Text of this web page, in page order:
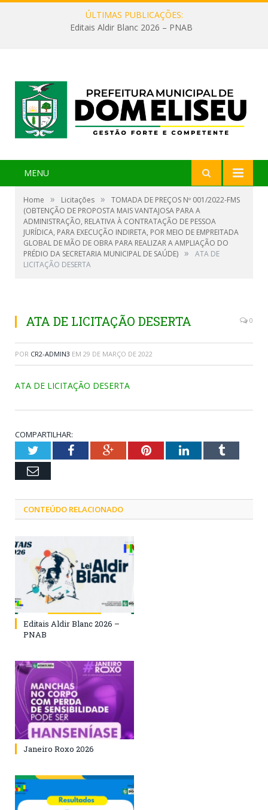
ÚLTIMAS PUBLICAÇÕES:
Editais Aldir Blanc 2026 – PNAB
MENU
Home » Licitações »
TOMADA DE PREÇOS Nº 001/2022-FMS
(OBTENÇÃO DE PROPOSTA MAIS VANTAJOSA PARA A
ADMINISTRAÇÃO, RELATIVA À CONTRATAÇÃO DE PESSOA
JURÍDICA, PARA EXECUÇÃO INDIRETA, POR MEIO DE EMPREITADA
GLOBAL DE MÃO DE OBRA PARA REALIZAR A AMPLIAÇÃO DO
PRÉDIO DA SECRETARIA MUNICIPAL DE SAÚDE) »
ATA DE
LICITAÇÃO DESERTA
ATA DE LICITAÇÃO DESERTA 0
POR CR2-ADMIN3 EM 29 DE MARÇO DE 2022
ATA DE LICITAÇÃO DESERTA
COMPARTILHAR:
TwitterFacebookGoogle+PinterestLinkedInTumblr
Email
CONTEÚDO RELACIONADO
Editais Aldir Blanc 2026 –
PNAB
Janeiro Roxo 2026